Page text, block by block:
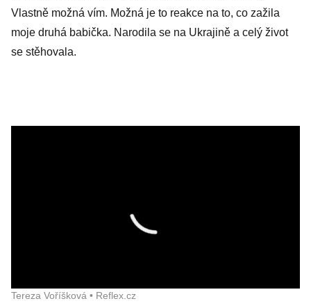
Vlastně možná vím. Možná je to reakce na to, co zažila
moje druhá babička. Narodila se na Ukrajině a celý život
se stěhovala.
Tereza Voříšková • Reflex.cz